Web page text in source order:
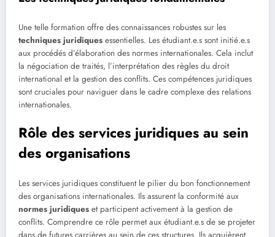
Une telle formation offre des connaissances robustes sur les
techniques juridiques essentielles. Les étudiant.e.s sont initié.e.s
aux procédés d’élaboration des normes internationales. Cela inclut
la négociation de traités, l’interprétation des règles du droit
international et la gestion des conflits. Ces compétences juridiques
sont cruciales pour naviguer dans le cadre complexe des relations
internationales.
Rôle des services juridiques au sein
des organisations
Les services juridiques constituent le pilier du bon fonctionnement
des organisations internationales. Ils assurent la conformité aux
normes juridiques et participent activement à la gestion de
conflits. Comprendre ce rôle permet aux étudiant.e.s de se projeter